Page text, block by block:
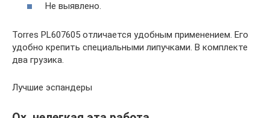
Не выявлено.
Torres PL607605 отличается удобным применением. Его
удобно крепить специальными липучками. В комплекте
два грузика.
Лучшие эспандеры